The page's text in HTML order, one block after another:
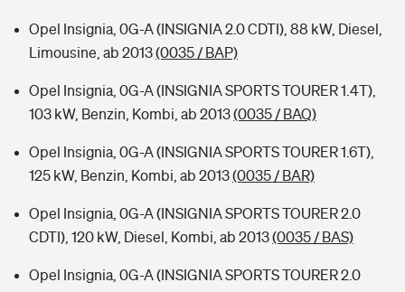
Opel Insignia, 0G-A (INSIGNIA 2.0 CDTI), 88 kW, Diesel,
Limousine, ab 2013(0035 / BAP)
Opel Insignia, 0G-A (INSIGNIA SPORTS TOURER 1.4T),
103 kW, Benzin, Kombi, ab 2013(0035 / BAQ)
Opel Insignia, 0G-A (INSIGNIA SPORTS TOURER 1.6T),
125 kW, Benzin, Kombi, ab 2013(0035 / BAR)
Opel Insignia, 0G-A (INSIGNIA SPORTS TOURER 2.0
CDTI), 120 kW, Diesel, Kombi, ab 2013(0035 / BAS)
Opel Insignia, 0G-A (INSIGNIA SPORTS TOURER 2.0